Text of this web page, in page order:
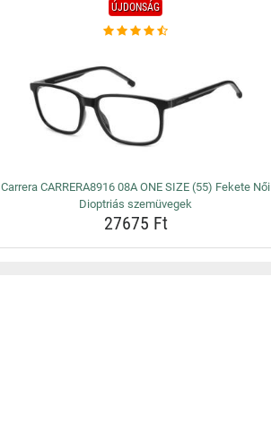
ÚJDONSÁG
Carrera CARRERA8916 08A ONE SIZE (55) Fekete Női
Dioptriás szemüvegek
27675 Ft